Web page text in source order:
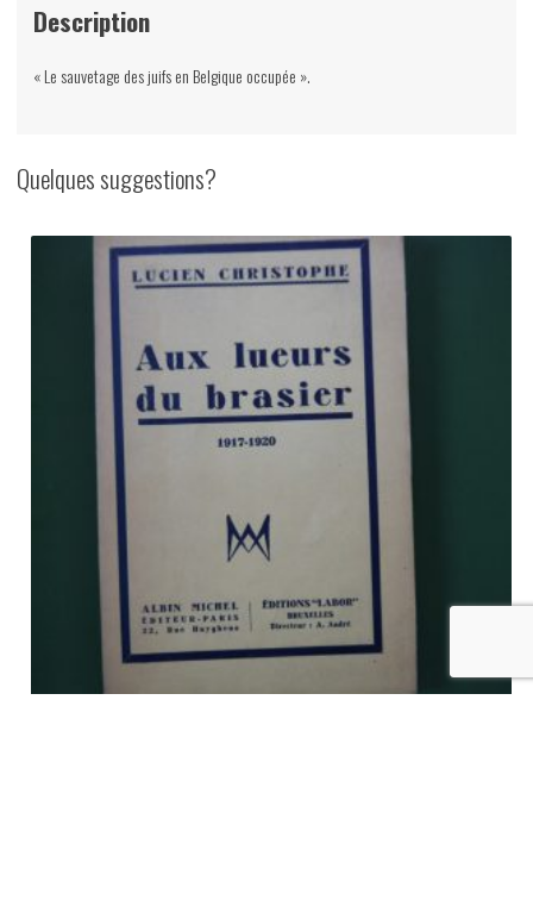
Description
« Le sauvetage des juifs en Belgique occupée ».
Quelques suggestions?